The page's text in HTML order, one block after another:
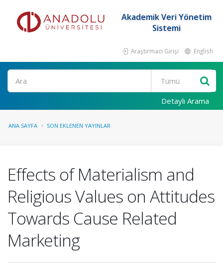
Akademik Veri Yönetim
Sistemi
Araştırmacı Girişi English
Ara
Detaylı Arama
ANA SAYFA SON EKLENEN YAYINLAR
Effects of Materialism and
Religious Values on Attitudes
Towards Cause Related
Marketing